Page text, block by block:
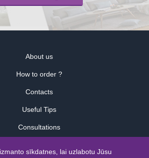
About us
How to order ?
Contacts
Useful Tips
Consultations
sīkdatnes, lai uzlabotu Jūsu